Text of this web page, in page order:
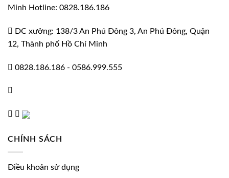
Minh Hotline: 0828.186.186
DC xưởng: 138/3 An Phú Đông 3, An Phú Đông, Quận
12, Thành phố Hồ Chí Minh
0828.186.186 - 0586.999.555
CHÍNH SÁCH
Điều khoản sử dụng